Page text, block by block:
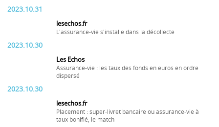
2023.10.31
lesechos.fr
L'assurance-vie s'installe dans la décollecte
2023.10.30
Les Echos
Assurance-vie : les taux des fonds en euros en ordre
dispersé
2023.10.30
lesechos.fr
Placement : super-livret bancaire ou assurance-vie à
taux bonifié, le match